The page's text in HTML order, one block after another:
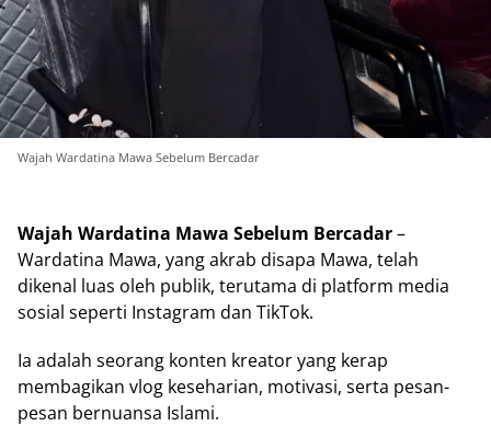
Wajah Wardatina Mawa Sebelum Bercadar
Wajah Wardatina Mawa Sebelum Bercadar–
Wardatina Mawa, yang akrab disapa Mawa, telah
dikenal luas oleh publik, terutama di platform media
sosial seperti Instagram dan TikTok.
Ia adalah seorang konten kreator yang kerap
membagikan vlog keseharian, motivasi, serta pesan-
pesan bernuansa Islami.